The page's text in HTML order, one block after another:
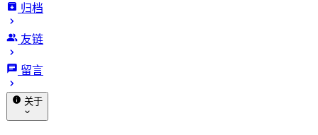
归档
友链
留言
关于
OpenWrt 新手配置使用指南
发布于 2020-10-01
钟 · 阅读时长